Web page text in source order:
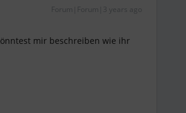
Forum|Forum|3 years ago
mir beschreiben wie ihr